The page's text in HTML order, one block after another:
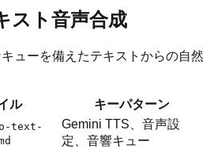
スト音声合成
ューを備えたテキストからの自然
ル
キーパターン
text-
Gemini TTS、音声設
定、音響キュー